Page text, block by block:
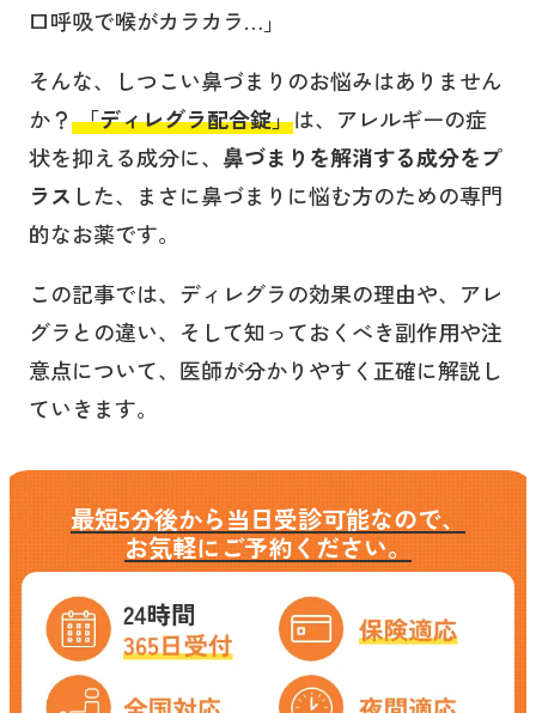
口呼吸で喉がカラカラ…」
そんな、しつこい鼻づまりのお悩みはありません
か？「ディレグラ配合錠」は、アレルギーの症
状を抑える成分に、 鼻づまりを解消する成分をプ
ラス した、まさに鼻づまりに悩む方のための専門
的なお薬です。
この記事では、ディレグラの効果の理由や、アレ
グラとの違い、そして知っておくべき副作用や注
意点について、医師が分かりやすく正確に解説し
ていきます。
最短5分後から当日受診可能なので、
お気軽にご予約ください。